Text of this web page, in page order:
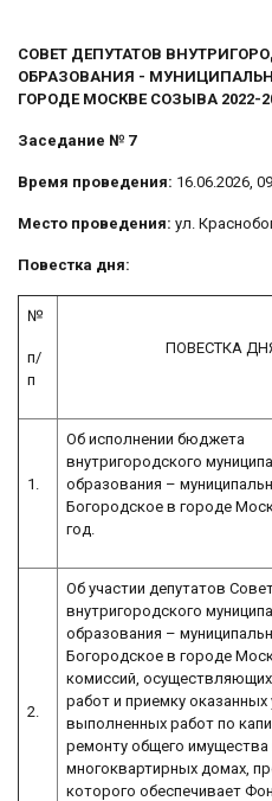
СОВЕТ ДЕПУТАТОВ
ОБРАЗОВАНИЯ -
ГОРОДЕ МОСКВЕ СОЗЫВА 2022-
Заседание № 7
Время проведения: 16.06.2026,
Место проведения: ул.
Повестка дня:
№
п/
п
ПОВЕСТКА
1.
Об исполнении бюджета
внутригородского
образования –
Богородское в городе
год.
2.
Об участии депутатов
внутригородского
образования –
Богородское в городе
комиссий,
работ и приемку оказанных
выполненных работ по
ремонту общего имущества
многоквартирных домах,
которого обеспечивает